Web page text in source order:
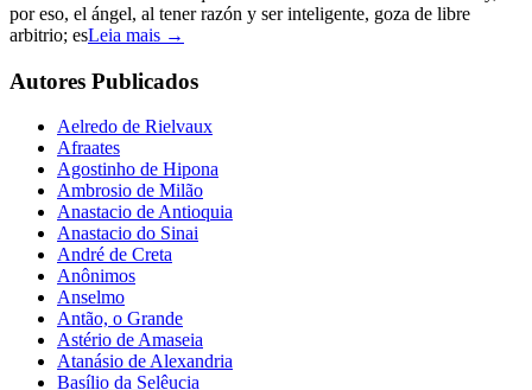
por eso, el ángel, al tener razón y ser inteligente, goza de libre
arbitrio; esLeia mais →
Autores Publicados
Aelredo de Rielvaux
Afraates
Agostinho de Hipona
Ambrosio de Milão
Anastacio de Antioquia
Anastacio do Sinai
André de Creta
Anônimos
Anselmo
Antão, o Grande
Astério de Amaseia
Atanásio de Alexandria
Basílio da Selêucia